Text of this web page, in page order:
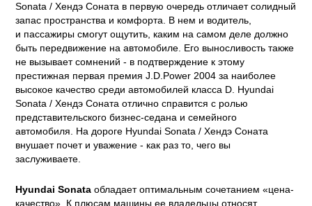
Sonata / Хендэ Соната в первую очередь отличает солидный
запас пространства и комфорта. В нем и водитель,
и пассажиры смогут ощутить, каким на самом деле должно
быть передвижение на автомобиле. Его выносливость также
не вызывает сомнений - в подтверждение к этому
престижная первая премия J.D.Power 2004 за наиболее
высокое качество среди автомобилей класса D. Hyundai
Sonata / Хендэ Соната отлично справится с ролью
представительского бизнес-седана и семейного
автомобиля. На дороге Hyundai Sonata / Хендэ Соната
внушает почет и уважение - как раз то, чего вы
заслуживаете.
Hyundai Sonata обладает оптимальным сочетанием «цена-
качество». К плюсам машины ее владельцы относят